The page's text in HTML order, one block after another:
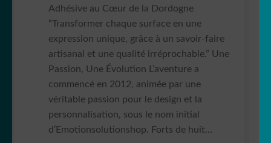
Adhésive au Cœur de la Dordogne
“Transformer chaque surface en une
expression unique, grâce à un savoir-faire
artisanal et une qualité irréprochable.” Une
Passion, Une Évolution L’aventure a
commencé en 2012, animée par une
véritable passion pour le design et la
personnalisation, sous le nom initial
d’Emotionsolutionshop. Forts de huit…